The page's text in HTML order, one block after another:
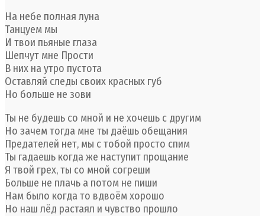
На небе полная луна
Танцуем мы
И твои пьяные глаза
Шепчут мне Прости
В них на утро пустота
Оставляй следы своих красных губ
Но больше не зови
Ты не будешь со мной и не хочешь с другим
Но зачем тогда мне ты даёшь обещания
Предателей нет, мы с тобой просто спим
Ты гадаешь когда же наступит прощание
Я твой грех, ты со мной согреши
Больше не плачь а потом не пиши
Нам было когда то вдвоём хорошо
Но наш лёд растаял и чувство прошло